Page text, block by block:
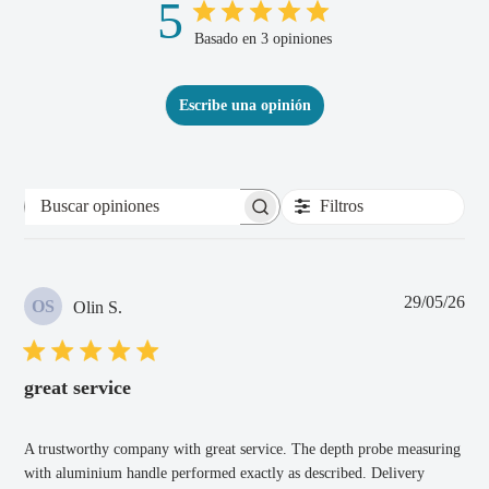
5 Basado en 3 opiniones
Escribe una opinión
Buscar
Filtros
OS Olin S.
great service
A trustworthy company with great service. The depth probe measuring
with aluminium handle performed exactly as described. Delivery
29/05/26